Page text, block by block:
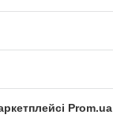
Prom.ua